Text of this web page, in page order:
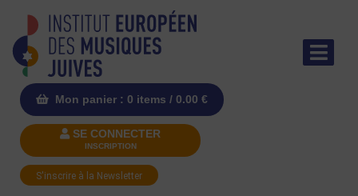
Mon panier : 0 items / 0.00 €
SE CONNECTER
INSCRIPTION
S'inscrire à la Newsletter